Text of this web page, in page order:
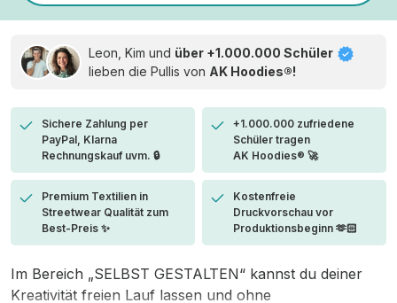
Leon, Kim und über +1.000.000 Schüler
lieben die Pullis von AK Hoodies®!
Sichere Zahlung per
PayPal, Klarna
Rechnungskauf uvm. 🔒
+1.000.000 zufriedene
Schüler tragen
AK Hoodies® 🚀
Premium Textilien in
Streetwear Qualität zum
Best-Preis ✨
Kostenfreie
Druckvorschau vor
Produktionsbeginn 🫶🏻
Im Bereich „SELBST GESTALTEN“ kannst du deiner
Kreativität freien Lauf lassen und ohne